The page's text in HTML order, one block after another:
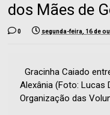
dos Mães de
0 segunda-feira, 16 de
Gracinha Caiado
Alexânia (Foto: Lucas
Organização das